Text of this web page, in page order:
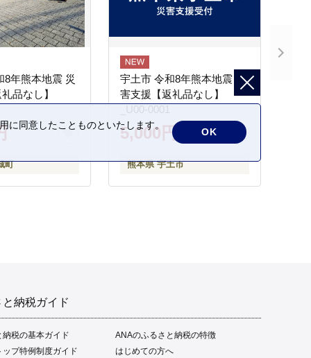
8年熊本地震 災
品なし】
町
宇土市 令和8年熊本地震 災
害支援【返礼品なし】
_U00-0001
5,000円
熊本県 宇土市
納税ガイド
納税の基本ガイド
ANAのふるさと納税の特徴
ップ特例制度ガイド
はじめての方へ
に同意したことものといたします。
OK